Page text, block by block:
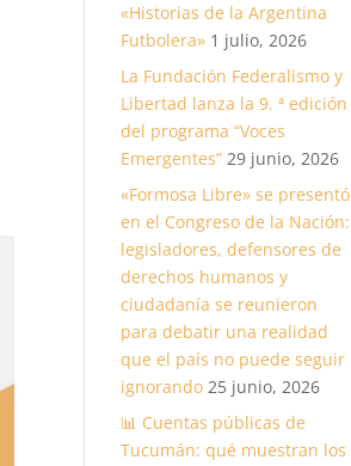
«Historias de la Argentina
Futbolera» 1 julio, 2026
La Fundación Federalismo y
Libertad lanza la 9. ª edición
del programa “Voces
Emergentes” 29 junio, 2026
«Formosa Libre» se presentó
en el Congreso de la Nación:
legisladores, defensores de
derechos humanos y
ciudadanía se reunieron
para debatir una realidad
que el país no puede seguir
ignorando 25 junio, 2026
📊 Cuentas públicas de
Tucumán: qué muestran los